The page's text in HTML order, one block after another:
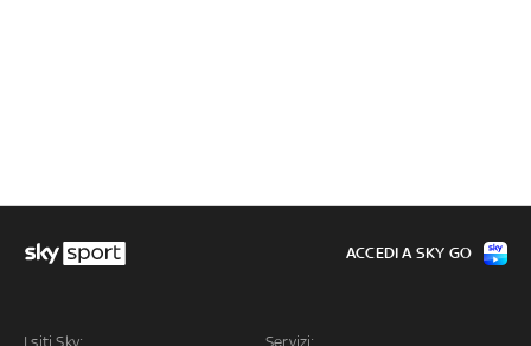
I siti Sky: Servizi:
ACCEDI A SKY GO